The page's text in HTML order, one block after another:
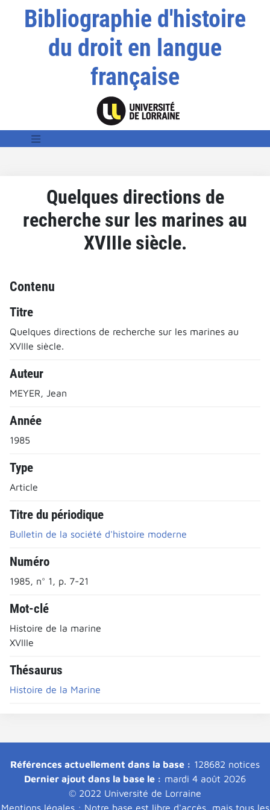
Bibliographie d'histoire
du droit en langue
française
Quelques directions de
recherche sur les marines au
XVIIIe siècle.
Contenu
Titre
Quelques directions de recherche sur les marines au
XVIIIe siècle.
Auteur
MEYER, Jean
Année
1985
Type
Article
Titre du périodique
Bulletin de la société d'histoire moderne
Numéro
1985, n° 1, p. 7-21
Mot-clé
Histoire de la marine
XVIIIe
Thésaurus
Histoire de la Marine
Références actuellement dans la base : 128682 notices
Dernier ajout dans la base le : mardi 4 août 2026
© 2022 Université de Lorraine
Mentions légales : Notre base est libre d'accès, mais tous les